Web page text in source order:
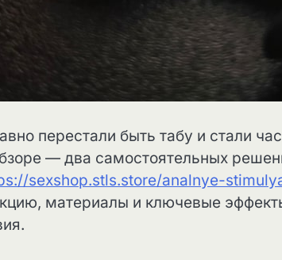
перестали быть табу и стали
— два самостоятельных
sexshop.stls.store/analnye-
материалы и ключевые